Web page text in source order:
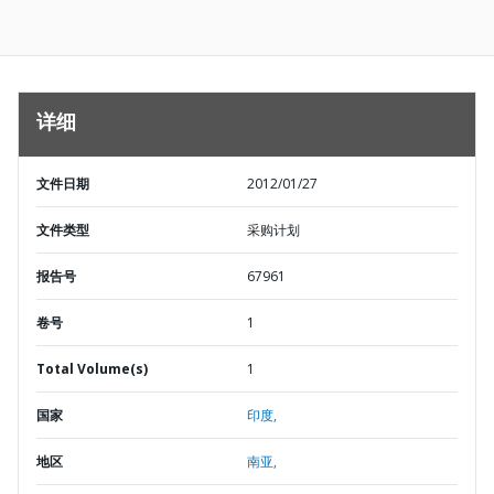
详细
文件日期 2012/01/27
文件类型 采购计划
报告号 67961
卷号 1
Total Volume(s) 1
国家 印度,
地区 南亚,